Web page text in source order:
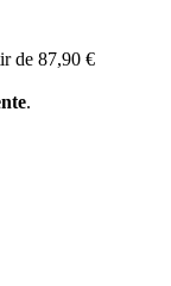
de 87,90 €
.